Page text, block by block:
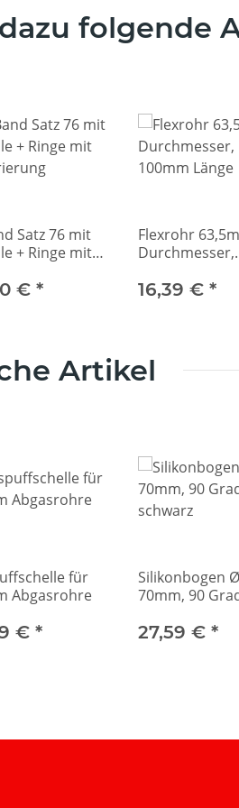
folgende
Satz 76 mit
+ Ringe mit
€ *
Flexrohr
Durchmesser,
16,39 € *
Artikel
für
Abgasrohre
€ *
Silikonbogen Ø
70mm, 90
27,59 € *